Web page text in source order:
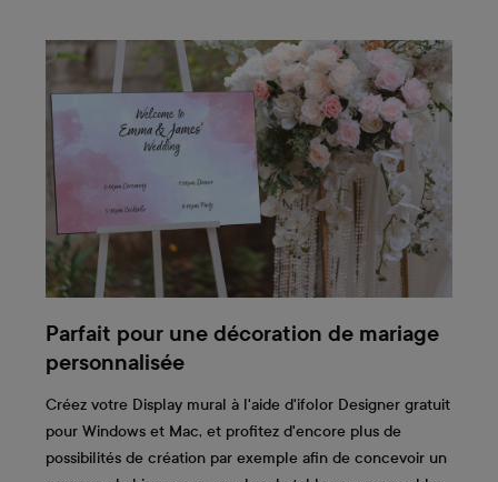
Parfait pour une décoration de mariage
personnalisée
Créez votre Display mural à l'aide d'ifolor Designer gratuit
pour Windows et Mac, et profitez d'encore plus de
possibilités de création par exemple afin de concevoir un